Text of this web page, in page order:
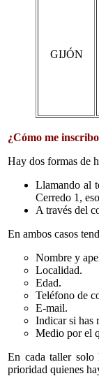
GIJÓN
¿Cómo me
Hay dos formas de
Llamando al
Cerredo 1,
A través del
En ambos casos
Nombre y
Localidad.
Edad.
Teléfono de
E-mail.
Indicar si has
Medio por el
En cada taller solo
prioridad quienes